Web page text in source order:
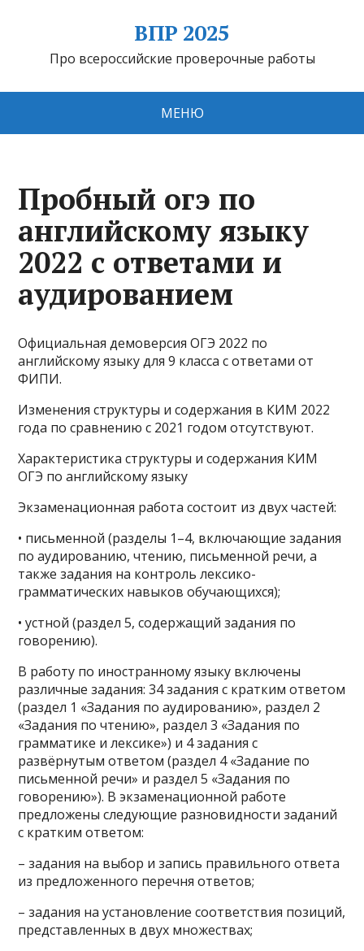
ВПР 2025
Про всероссийские проверочные работы
МЕНЮ
Пробный огэ по
английскому языку
2022 с ответами и
аудированием
Официальная демоверсия ОГЭ 2022 по
английскому языку для 9 класса с ответами от
ФИПИ.
Изменения структуры и содержания в КИМ 2022
года по сравнению с 2021 годом отсутствуют.
Характеристика структуры и содержания КИМ
ОГЭ по английскому языку
Экзаменационная работа состоит из двух частей:
• письменной (разделы 1–4, включающие задания
по аудированию, чтению, письменной речи, а
также задания на контроль лексико-
грамматических навыков обучающихся);
• устной (раздел 5, содержащий задания по
говорению).
В работу по иностранному языку включены
различные задания: 34 задания с кратким ответом
(раздел 1 «Задания по аудированию», раздел 2
«Задания по чтению», раздел 3 «Задания по
грамматике и лексике») и 4 задания с
развёрнутым ответом (раздел 4 «Задание по
письменной речи» и раздел 5 «Задания по
говорению»). В экзаменационной работе
предложены следующие разновидности заданий
с кратким ответом:
– задания на выбор и запись правильного ответа
из предложенного перечня ответов;
– задания на установление соответствия позиций,
представленных в двух множествах;